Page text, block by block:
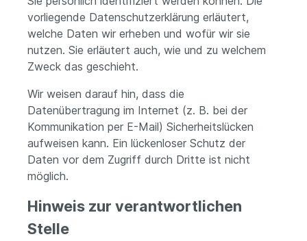
vorliegende Datenschutzerklärung erläutert,
welche Daten wir erheben und wofür wir sie
nutzen. Sie erläutert auch, wie und zu welchem
Zweck das geschieht.
Wir weisen darauf hin, dass die
Datenübertragung im Internet (z. B. bei der
Kommunikation per E-Mail) Sicherheitslücken
aufweisen kann. Ein lückenloser Schutz der
Daten vor dem Zugriff durch Dritte ist nicht
möglich.
Hinweis zur verantwortlichen
Stelle